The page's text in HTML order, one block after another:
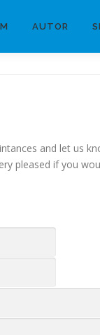
AUTOR
and let us
pleased if you